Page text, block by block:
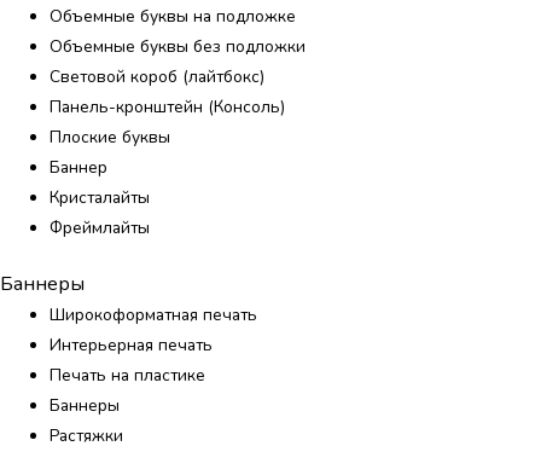
Объемные буквы на подложке
Объемные буквы без подложки
Световой короб (лайтбокс)
Панель-кронштейн (Консоль)
Плоские буквы
Баннер
Кристалайты
Фреймлайты
Баннеры
Широкоформатная печать
Интерьерная печать
Печать на пластике
Баннеры
Растяжки